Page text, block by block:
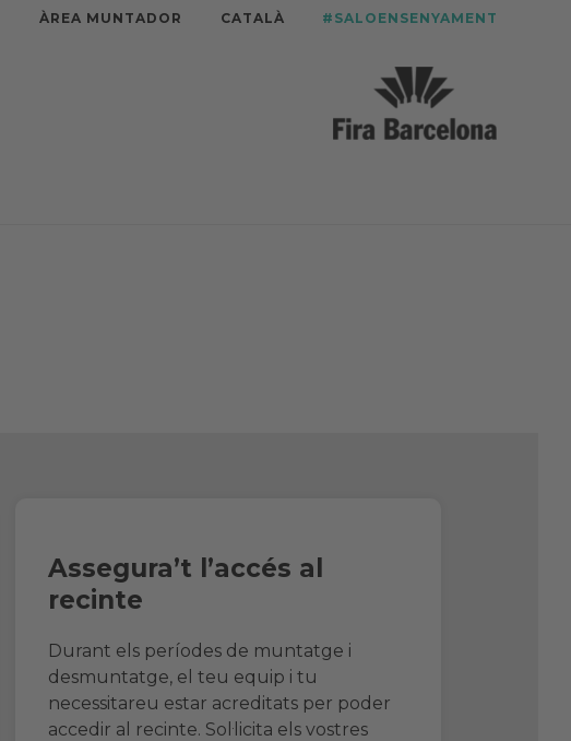
ÀREA MUNTADOR CATALÀ #SALOENSENYAMENT
Assegura’t l’accés al
recinte
Durant els períodes de muntatge i
desmuntatge, el teu equip i tu
necessitareu estar acreditats per poder
accedir al recinte. Sol·licita els vostres